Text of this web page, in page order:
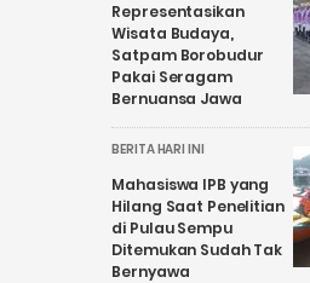
Representasikan
Wisata Budaya,
Satpam Borobudur
Pakai Seragam
Bernuansa Jawa
BERITA HARI INI
Mahasiswa IPB yang
Hilang Saat Penelitian
di Pulau Sempu
Ditemukan Sudah Tak
Bernyawa